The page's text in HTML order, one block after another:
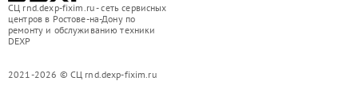
СЦ rnd.dexp-fixim.ru - сеть сервисных
центров в Ростове-на-Дону по
ремонту и обслуживанию техники
DEXP
2021-2026 © СЦ rnd.dexp-fixim.ru